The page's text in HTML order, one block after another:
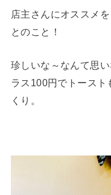
店主さんにオススメ
とのこと！
珍しいな～なんて思
ラス100円でトースト
くり。